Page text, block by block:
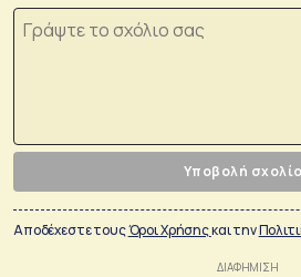
Υποβολή
Αποδέχεστε τουςΌροι Χρήσηςκαι την